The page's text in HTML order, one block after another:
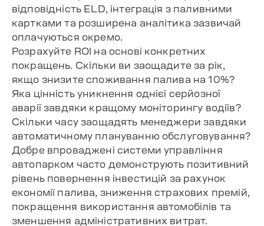
відповідність ELD, інтеграція з паливними
картками та розширена аналітика зазвичай
оплачуються окремо.
Розрахуйте ROI на основі конкретних
покращень. Скільки ви заощадите за рік,
якщо знизите споживання палива на 10%?
Яка цінність уникнення однієї серйозної
аварії завдяки кращому моніторингу водіїв?
Скільки часу заощадять менеджери завдяки
автоматичному плануванню обслуговування?
Добре впроваджені системи управління
автопарком часто демонструють позитивний
рівень повернення інвестицій за рахунок
економії палива, зниження страхових премій,
покращення використання автомобілів та
зменшення адміністративних витрат.